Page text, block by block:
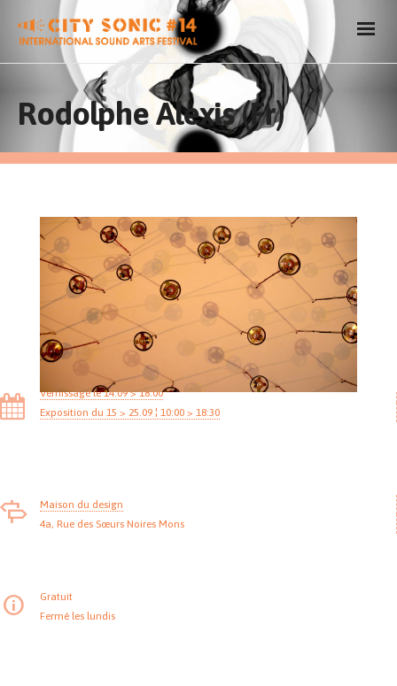
Rodolphe Alexis (Fr)
Vernissage le 14.09 > 18:00
Exposition du 15 > 25.09 ¦ 10:00 > 18:30
Maison du design
4a, Rue des Sœurs Noires Mons
Gratuit
Fermé les lundis